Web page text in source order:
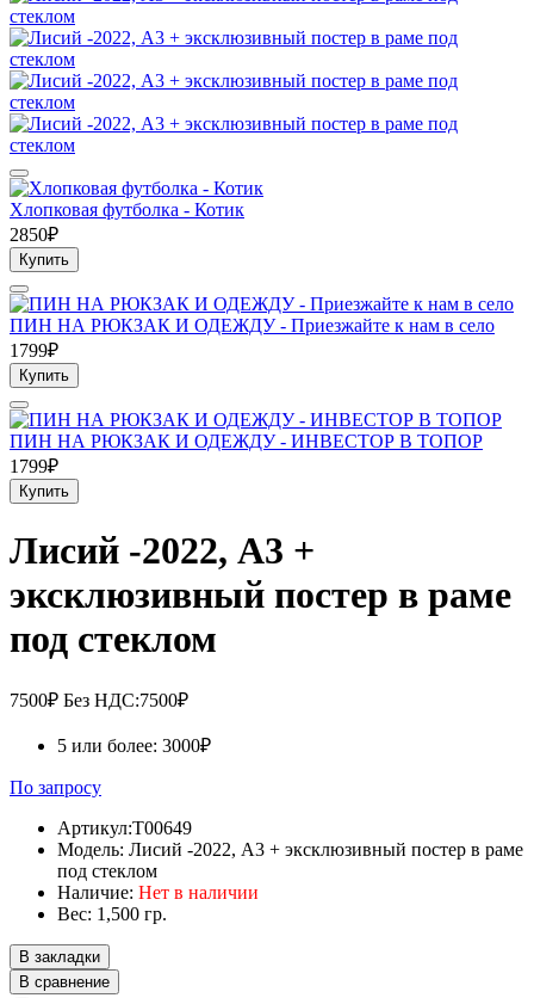
Хлопковая футболка - Котик
2850₽
Купить
ПИН НА РЮКЗАК И ОДЕЖДУ - Приезжайте к нам в село
1799₽
Купить
ПИН НА РЮКЗАК И ОДЕЖДУ - ИНВЕСТОР В ТОПОР
1799₽
Купить
Лисий -2022, А3 +
эксклюзивный постер в раме
под стеклом
7500₽ Без НДС:7500₽
5 или более: 3000₽
По запросу
Артикул:T00649
Модель: Лисий -2022, А3 + эксклюзивный постер в раме
под стеклом
Наличие: Нет в наличии
Вес: 1,500 гр.
В закладки
В сравнение